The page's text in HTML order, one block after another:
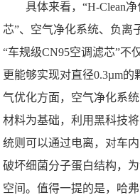
具体来看，“H-Clean
芯”、空气净化系统、负离
“车规级CN95空调滤芯”不
更能够实现对直径0.3µm
气优化方面，空气净化系
材料为基础，利用黑科技
统则可以通过电离，对车
破坏细菌分子蛋白结构，
空间。值得一提的是，哈